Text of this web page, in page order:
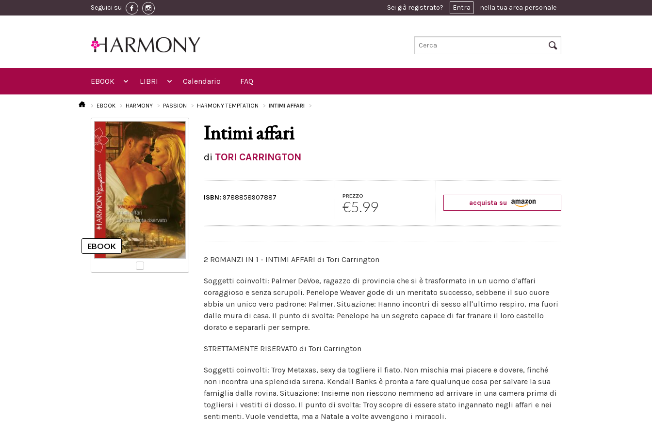
Seguici su Sei già registrato? Entra nella tua area personale
EBOOK LIBRI Calendario FAQ
EBOOK HARMONY PASSION HARMONY TEMPTATION INTIMI AFFARI
Intimi affari
di TORI CARRINGTON
ISBN: 9788858907887 PREZZO
€5.99 acquista su
2 ROMANZI IN 1 - INTIMI AFFARI di Tori Carrington
Soggetti coinvolti: Palmer DeVoe, ragazzo di provincia che si è trasformato in un uomo d'affari
coraggioso e senza scrupoli. Penelope Weaver gode di un meritato successo, sebbene il suo cuore
abbia un unico vero padrone: Palmer. Situazione: Hanno incontri di sesso all'ultimo respiro, ma fuori
dalle mura di casa. Il punto di svolta: Penelope ha un segreto capace di far franare il loro castello
dorato e separarli per sempre.
STRETTAMENTE RISERVATO di Tori Carrington
Soggetti coinvolti: Troy Metaxas, sexy da togliere il fiato. Non mischia mai piacere e dovere, finché
non incontra una splendida sirena. Kendall Banks è pronta a fare qualunque cosa per salvare la sua
famiglia dalla rovina. Situazione: Insieme non riescono nemmeno ad arrivare in una camera prima di
togliersi i vestiti di dosso. Il punto di svolta: Troy scopre di essere stato ingannato negli affari e nei
sentimenti. Vuole vendetta, ma a Natale a volte avvengono i miracoli.